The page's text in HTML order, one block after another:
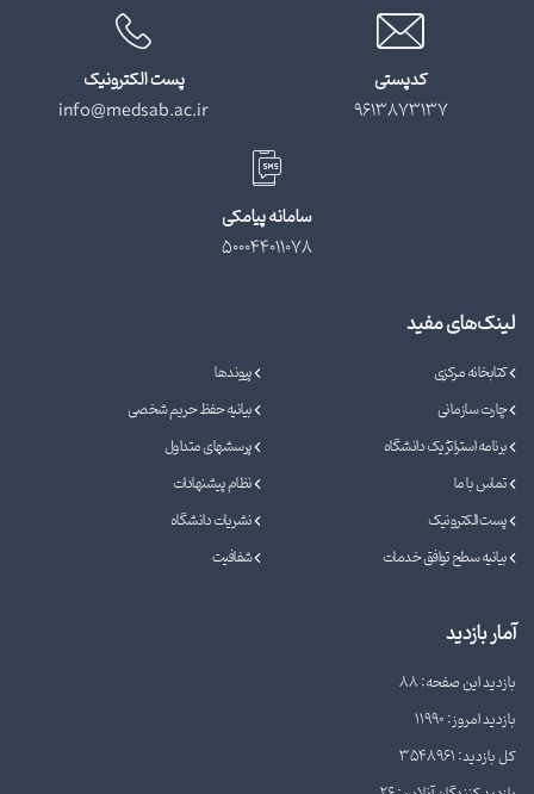
کدپستی
9613873137
پست الکترونیک
info@medsab.ac.ir
سامانه پیامکی
500044011078
لینک‌های مفید
کتابخانه مرکزی
پیوندها
چارت سازمانی
بیانیه حفظ حریم شخصی
برنامه استراتژیک دانشگاه
پرسشهای متداول
تماس با ما
نظام پیشنهادات
پست الکترونیک
نشریات دانشگاه
بیانیه سطح توافق خدمات
شفافیت
آمار بازدید
بازدید این صفحه: 88
بازدید امروز: 11990
کل بازدید: 3548961